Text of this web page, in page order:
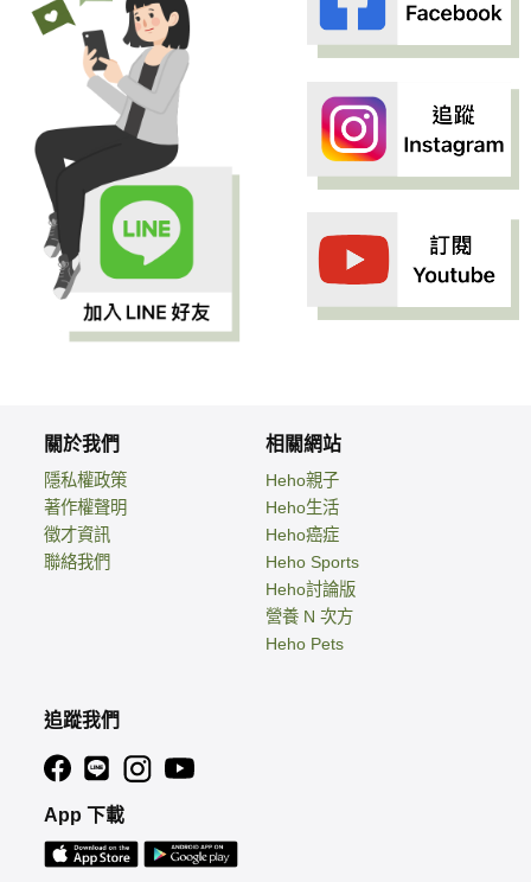
關於我們
隱私權政策
著作權聲明
徵才資訊
聯絡我們
相關網站
Heho親子
Heho生活
Heho癌症
Heho Sports
Heho討論版
營養 N 次方
Heho Pets
追蹤我們
App 下載